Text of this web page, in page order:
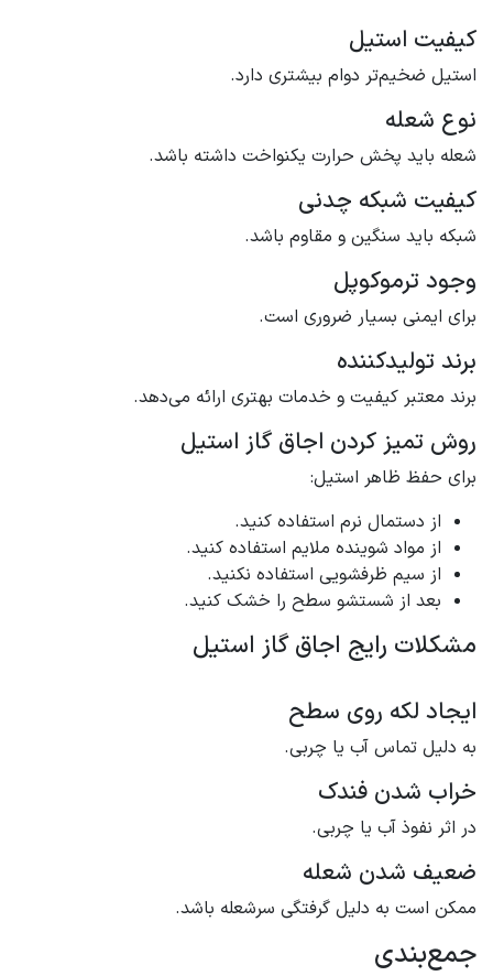
کیفیت استیل
استیل ضخیم‌تر دوام بیشتری دارد.
نوع شعله
شعله باید پخش حرارت یکنواخت داشته باشد.
کیفیت شبکه چدنی
شبکه باید سنگین و مقاوم باشد.
وجود ترموکوپل
برای ایمنی بسیار ضروری است.
برند تولیدکننده
برند معتبر کیفیت و خدمات بهتری ارائه می‌دهد.
روش تمیز کردن اجاق گاز استیل
برای حفظ ظاهر استیل:
از دستمال نرم استفاده کنید.
از مواد شوینده ملایم استفاده کنید.
از سیم ظرفشویی استفاده نکنید.
بعد از شستشو سطح را خشک کنید.
مشکلات رایج اجاق گاز استیل
ایجاد لکه روی سطح
به دلیل تماس آب یا چربی.
خراب شدن فندک
در اثر نفوذ آب یا چربی.
ضعیف شدن شعله
ممکن است به دلیل گرفتگی سرشعله باشد.
جمع‌بندی